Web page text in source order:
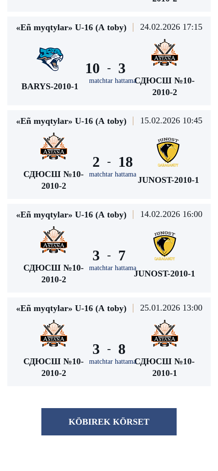
«Eñ myqtylar» U-16 (А toby) 24.02.2026 17:15
BARYS-2010-1
10 -
matchtar hattama
3
СДЮСШ №10-
2010-2
«Eñ myqtylar» U-16 (А toby) 15.02.2026 10:45
СДЮСШ №10-
2010-2
2 -
matchtar hattama
18
JUNOST-2010-1
«Eñ myqtylar» U-16 (А toby) 14.02.2026 16:00
СДЮСШ №10-
2010-2
3 -
matchtar hattama
7
JUNOST-2010-1
«Eñ myqtylar» U-16 (А toby) 25.01.2026 13:00
СДЮСШ №10-
2010-2
3 -
matchtar hattama
8
СДЮСШ №10-
2010-1
KÖBІREK KÖRSET